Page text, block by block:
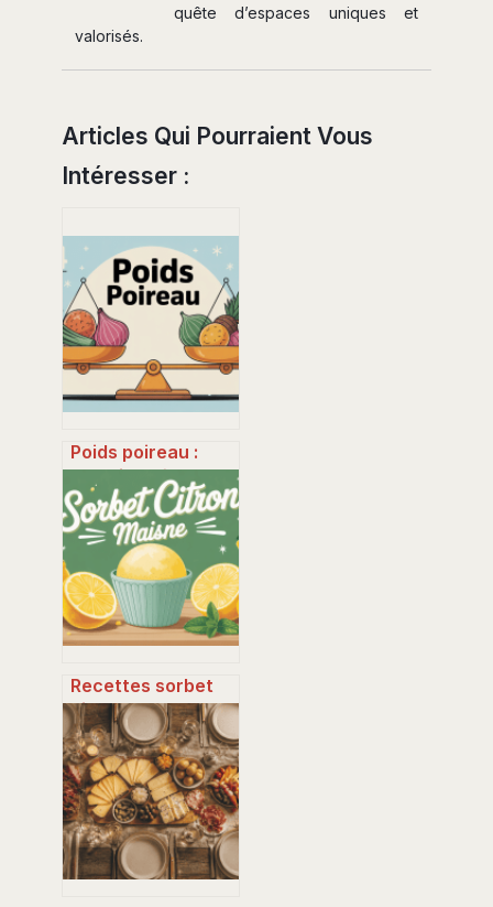
quête d’espaces uniques et
valorisés.
Articles Qui Pourraient Vous
Intéresser :
Poids poireau :
combien pèse un
poireau et
comment bien le
calculer
Recettes sorbet
citron : les
meilleures
versions maison,
simples et
fraîches